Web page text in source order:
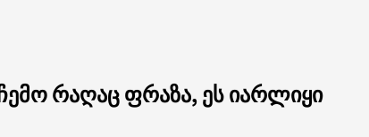
რაღაც ფრაზა, ეს იარლიყი